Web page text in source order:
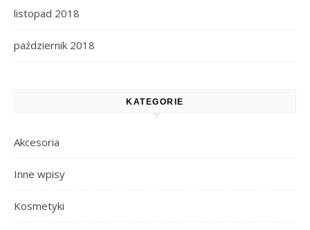
listopad 2018
październik 2018
KATEGORIE
Akcesoria
Inne wpisy
Kosmetyki